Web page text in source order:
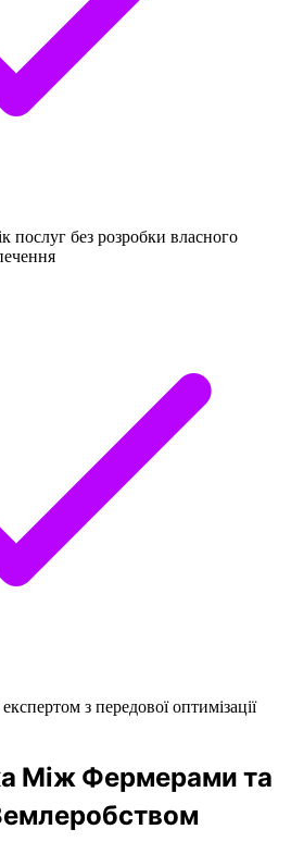
послуг без розробки власного
з передової оптимізації
Між Фермерами та